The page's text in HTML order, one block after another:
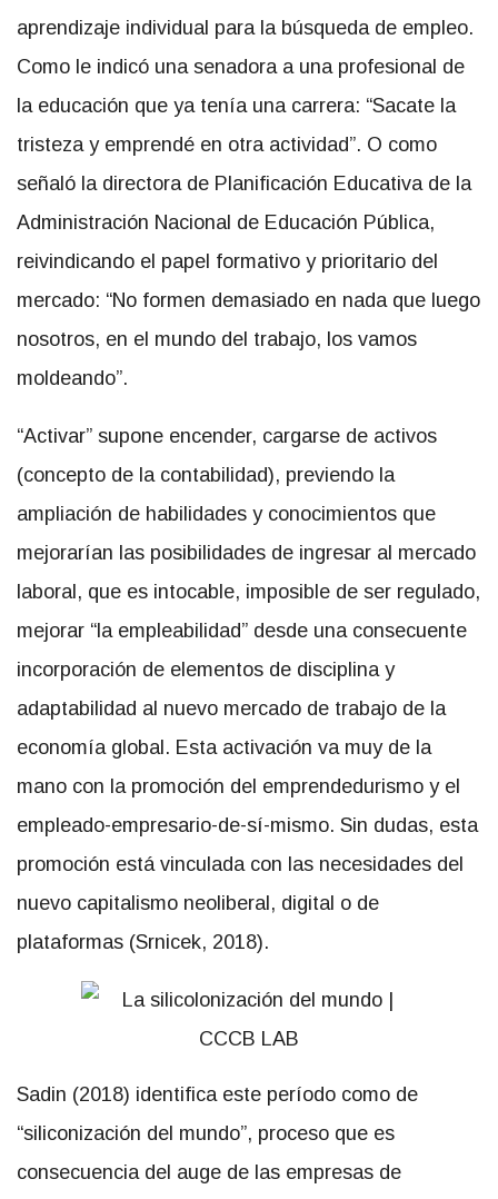
aprendizaje individual para la búsqueda de empleo.
Como le indicó una senadora a una profesional de
la educación que ya tenía una carrera: “Sacate la
tristeza y emprendé en otra actividad”. O como
señaló la directora de Planificación Educativa de la
Administración Nacional de Educación Pública,
reivindicando el papel formativo y prioritario del
mercado: “No formen demasiado en nada que luego
nosotros, en el mundo del trabajo, los vamos
moldeando”.
“Activar” supone encender, cargarse de activos
(concepto de la contabilidad), previendo la
ampliación de habilidades y conocimientos que
mejorarían las posibilidades de ingresar al mercado
laboral, que es intocable, imposible de ser regulado,
mejorar “la empleabilidad” desde una consecuente
incorporación de elementos de disciplina y
adaptabilidad al nuevo mercado de trabajo de la
economía global. Esta activación va muy de la
mano con la promoción del emprendedurismo y el
empleado-empresario-de-sí-mismo. Sin dudas, esta
promoción está vinculada con las necesidades del
nuevo capitalismo neoliberal, digital o de
plataformas (Srnicek, 2018).
Sadin (2018) identifica este período como de
“siliconización del mundo”, proceso que es
consecuencia del auge de las empresas de